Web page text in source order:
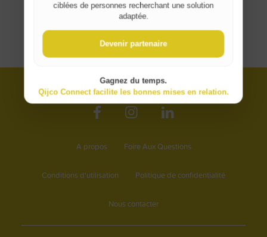
A propos Foire Aux Questions
Conditions d'utilisation Politique de confidentialité
Nous contacter
ciblées de personnes recherchant une solution
adaptée.
Devenir partenaire
Gagnez du temps.
Qijco Connect facilite les bonnes mises en relation.